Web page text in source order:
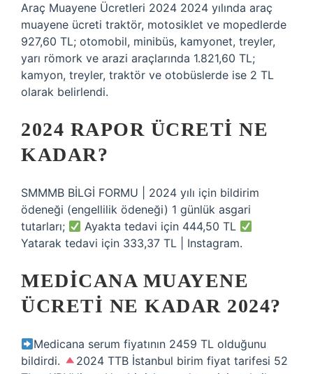
Araç Muayene Ücretleri 2024 2024 yılında araç
muayene ücreti traktör, motosiklet ve mopedlerde
927,60 TL; otomobil, minibüs, kamyonet, treyler,
yarı römork ve arazi araçlarında 1.821,60 TL;
kamyon, treyler, traktör ve otobüslerde ise 2 TL
olarak belirlendi.
2024 RAPOR ÜCRETI NE
KADAR?
SMMMB BİLGİ FORMU | 2024 yılı için bildirim
ödeneği (engellilik ödeneği) 1 günlük asgari
tutarları;
Ayakta tedavi için 444,50 TL
Yatarak tedavi için 333,37 TL | Instagram.
MEDICANA MUAYENE
ÜCRETI NE KADAR 2024?
Medicana serum fiyatının 2459 TL olduğunu
bildirdi.
2024 TTB İstanbul birim fiyat tarifesi 52